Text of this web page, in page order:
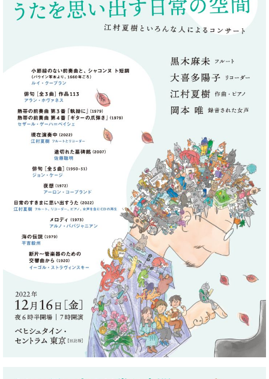
ン
ー
W.
ホ
フ
マ
ン
プ
ロ
フ
ェ
ッ
ョ
ナ
W.
フ
ス
セン
京の
ご案
内
(PDF)
お
問
い
わ
せ
社
：
八
王
・
技
術
営
業